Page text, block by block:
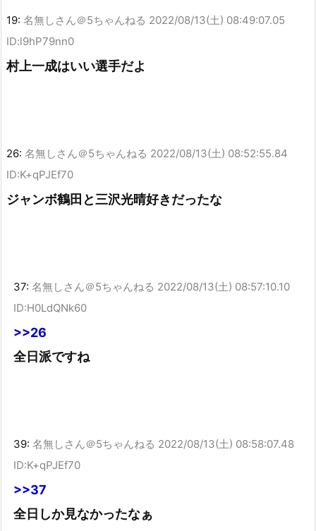
19: 名無しさん＠5ちゃんねる 2022/08/13(土) 08:49:07.05
ID:l9hP79nn0
村上一成はいい選手だよ
26: 名無しさん＠5ちゃんねる 2022/08/13(土) 08:52:55.84
ID:K+qPJEf70
ジャンボ鶴田と三沢光晴好きだったな
37: 名無しさん＠5ちゃんねる 2022/08/13(土) 08:57:10.10
ID:H0LdQNk60
>>26
全日派ですね
39: 名無しさん＠5ちゃんねる 2022/08/13(土) 08:58:07.48
ID:K+qPJEf70
>>37
全日しか見なかったなぁ